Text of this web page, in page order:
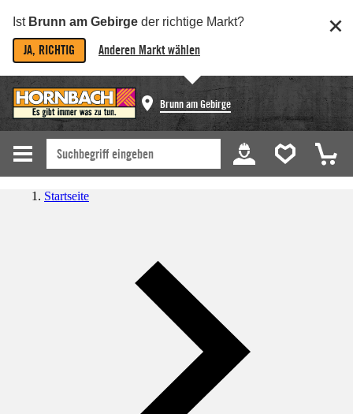
Ist Brunn am Gebirge der richtige Markt?
JA, RICHTIG Anderen Markt wählen
Brunn am Gebirge
Startseite